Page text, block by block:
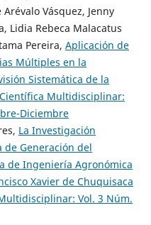
Vásquez, Jenny
Lidia Rebeca Malacatus
Pereira, Aplicación de
Múltiples en la
Sistemática de la
Científica Multidisciplinar:
Diciembre
La Investigación
de Generación del
de Ingeniería Agronómica
Xavier de Chuquisaca
Vol. 3 Núm.